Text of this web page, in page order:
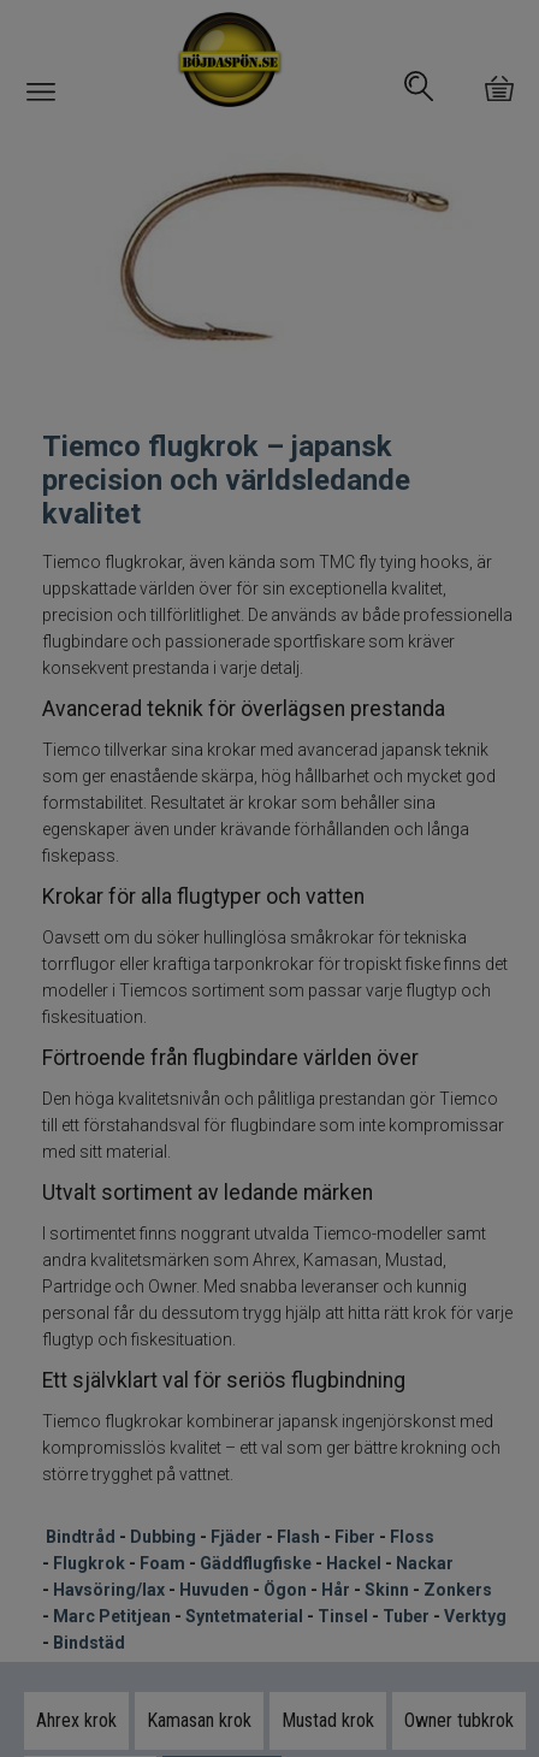
Abborrfemman
Fiskeset
Fiskedrag
Fiskelinor
Småplock
Tillbehör
Flugbindning
Bindtråd
Dubbing
Fjäder
Flash och Fiber
Floss
Flugkrok
Foam
Gäddflugfiske
Hackel nackar
Havsöring Lax
Huvuden ögon
Marc Petitjean
Syntetmaterial
Tuber
Tiemco flugkrok – japansk
precision och världsledande
kvalitet
Tiemco flugkrokar, även kända som TMC fly tying hooks, är
uppskattade världen över för sin exceptionella kvalitet,
precision och tillförlitlighet. De används av både professionella
flugbindare och passionerade sportfiskare som kräver
konsekvent prestanda i varje detalj.
Avancerad teknik för överlägsen prestanda
Tiemco tillverkar sina krokar med avancerad japansk teknik
som ger enastående skärpa, hög hållbarhet och mycket god
formstabilitet. Resultatet är krokar som behåller sina
egenskaper även under krävande förhållanden och långa
fiskepass.
Krokar för alla flugtyper och vatten
Oavsett om du söker hullinglösa småkrokar för tekniska
torrflugor eller kraftiga tarponkrokar för tropiskt fiske finns det
modeller i Tiemcos sortiment som passar varje flugtyp och
fiskesituation.
Förtroende från flugbindare världen över
Den höga kvalitetsnivån och pålitliga prestandan gör Tiemco
till ett förstahandsval för flugbindare som inte kompromissar
med sitt material.
Utvalt sortiment av ledande märken
I sortimentet finns noggrant utvalda Tiemco-modeller samt
andra kvalitetsmärken som Ahrex, Kamasan, Mustad,
Partridge och Owner. Med snabba leveranser och kunnig
personal får du dessutom trygg hjälp att hitta rätt krok för varje
flugtyp och fiskesituation.
Ett självklart val för seriös flugbindning
Tiemco flugkrokar kombinerar japansk ingenjörskonst med
kompromisslös kvalitet – ett val som ger bättre krokning och
större trygghet på vattnet.
Bindtråd - Dubbing - Fjäder - Flash - Fiber - Floss
- Flugkrok - Foam - Gäddflugfiske - Hackel - Nackar
- Havsöring/lax - Huvuden - Ögon - Hår - Skinn - Zonkers
- Marc Petitjean - Syntetmaterial - Tinsel - Tuber - Verktyg
- Bindstäd
Ahrex krok Kamasan krok Mustad krok Owner tubkrok